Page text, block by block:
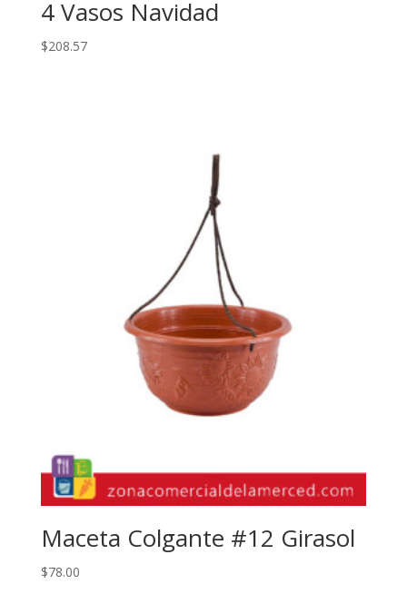
4 Vasos Navidad
$208.57
Maceta Colgante #12 Girasol
$78.00